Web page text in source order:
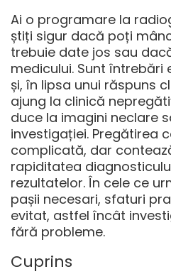
Ai o programare la
știți sigur dacă poți
trebuie date jos sau
medicului. Sunt
și, în lipsa unui răspuns
ajung la clinică
duce la imagini neclare
investigației. Pregătirea
complicată, dar
rapiditatea
rezultatelor. În cele ce
pașii necesari, sfaturi
evitat, astfel încât
fără probleme.
Cuprins